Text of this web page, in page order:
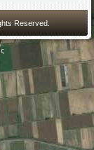
Reserved.